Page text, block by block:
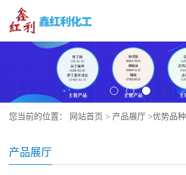
您当前的位置： 网站首页 > 产品展厅 >优势品种
产品展厅